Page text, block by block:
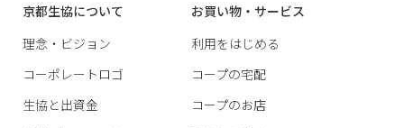
京都生協について
理念・ビジョン
コーポレートロゴ
生協と出資金
お買い物・サービス
利用をはじめる
コープの宅配
コープのお店